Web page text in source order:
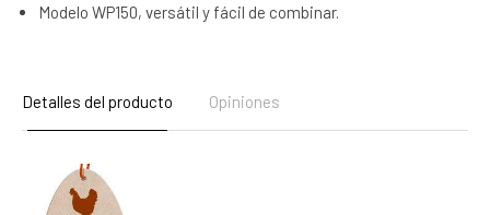
Modelo WP150, versátil y fácil de combinar.
Detalles del producto Opiniones